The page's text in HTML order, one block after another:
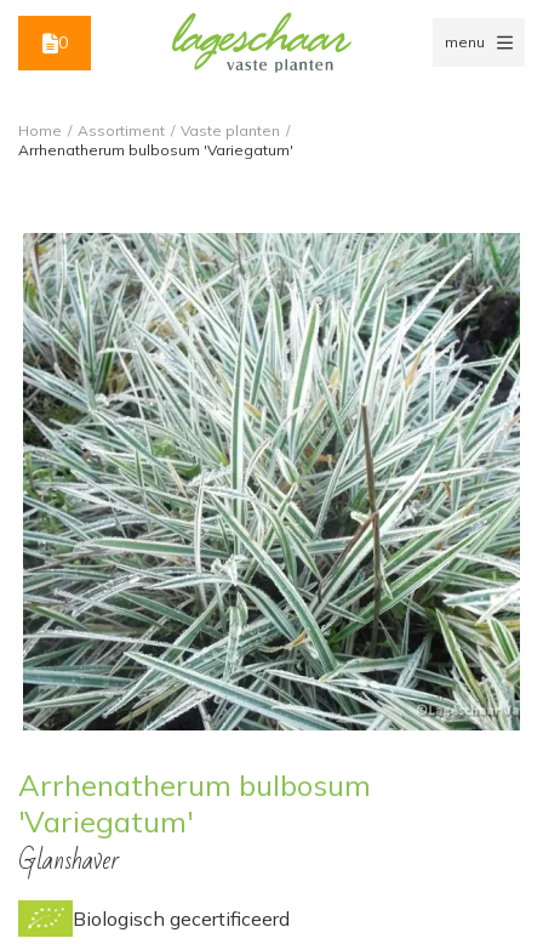
0 menu
Home / Assortiment / Vaste planten /
Arrhenatherum bulbosum 'Variegatum'
Arrhenatherum bulbosum
'Variegatum'
Glanshaver
Biologisch gecertificeerd